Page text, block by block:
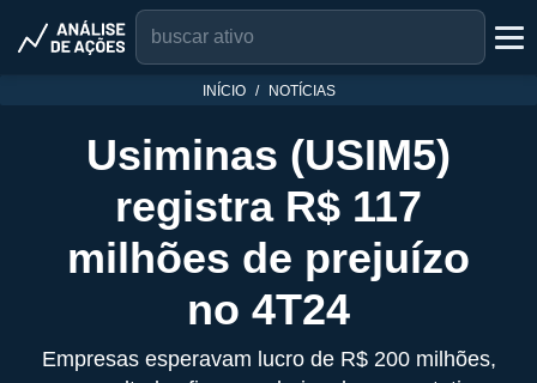
INÍCIO NOTÍCIAS
Usiminas (USIM5)
registra R$ 117
milhões de prejuízo
no 4T24
Empresas esperavam lucro de R$ 200 milhões,